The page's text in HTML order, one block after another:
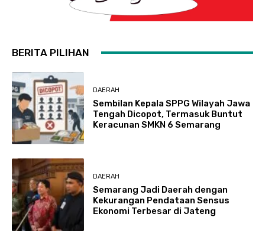
BERITA PILIHAN
DAERAH
Sembilan Kepala SPPG Wilayah Jawa
Tengah Dicopot, Termasuk Buntut
Keracunan SMKN 6 Semarang
DAERAH
Semarang Jadi Daerah dengan
Kekurangan Pendataan Sensus
Ekonomi Terbesar di Jateng